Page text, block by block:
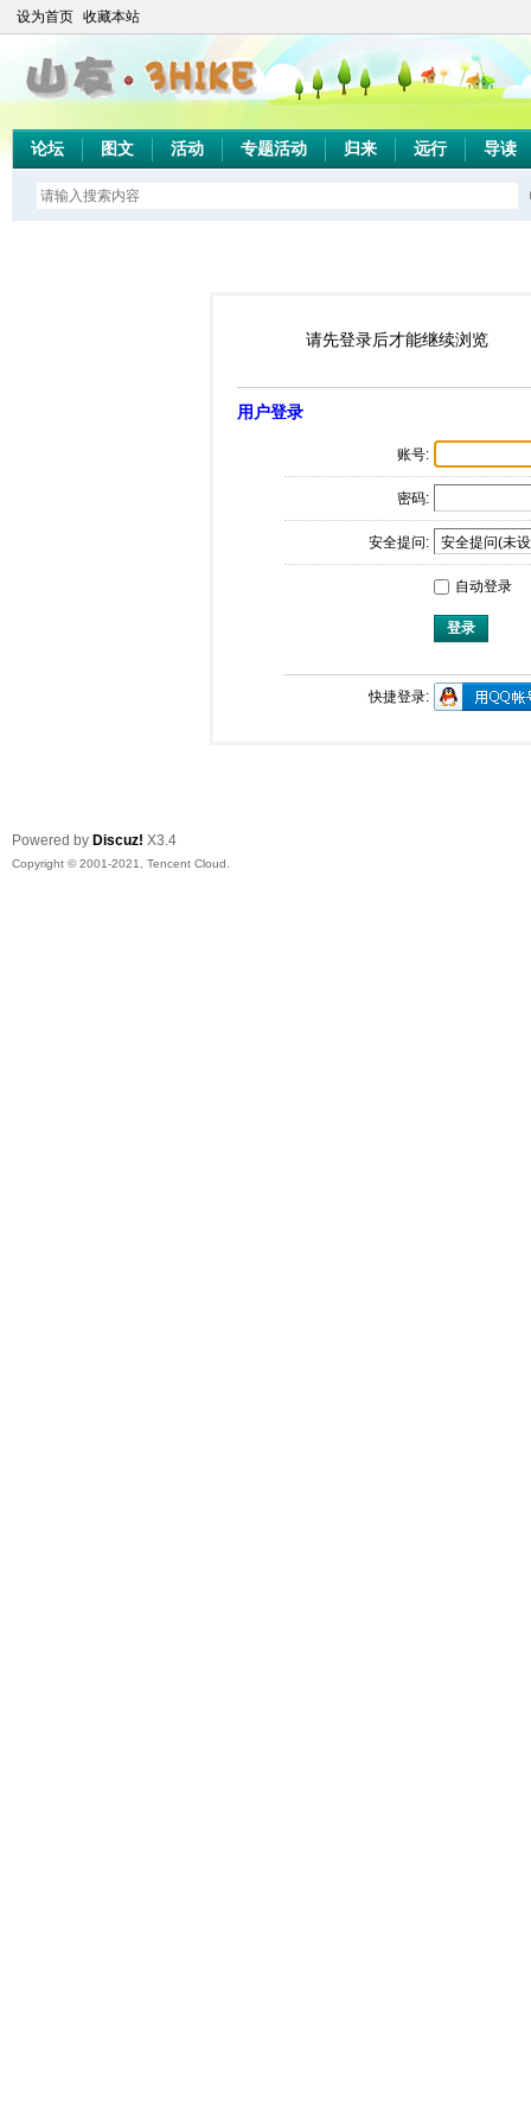
设为首页 收藏本站
论坛 图文 活动 专题活动 归来 远行 导读
请先登录后才能继续浏览
用户登录
账号:
密码:
安全提问:
自动登录
登录
快捷登录:
Powered by Discuz! X3.4
Copyright © 2001-2021, Tencent Cloud.